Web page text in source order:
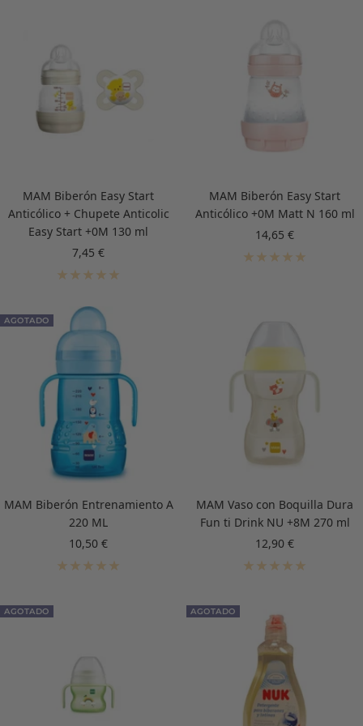
MAM Biberón Easy Start
Anticólico + Chupete Anticolic
Easy Start +0M 130 ml
Precio
de
7,45 €
MAM Biberón Easy Start
Anticólico +0M Matt N 160 ml
Precio
de
14,65 €
AGOTADO
MAM Biberón Entrenamiento A
220 ML
Precio
de
10,50 €
MAM Vaso con Boquilla Dura
Fun ti Drink NU +8M 270 ml
Precio
de
12,90 €
AGOTADO AGOTADO